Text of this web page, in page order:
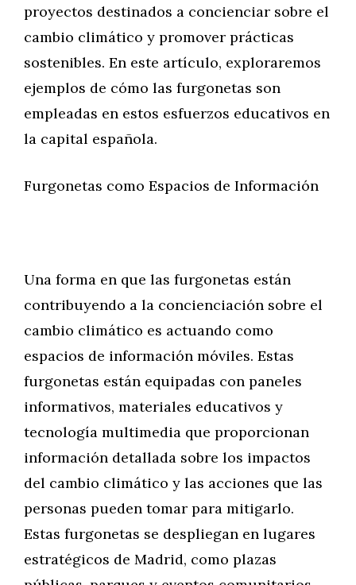
proyectos destinados a concienciar sobre el
cambio climático y promover prácticas
sostenibles. En este artículo, exploraremos
ejemplos de cómo las furgonetas son
empleadas en estos esfuerzos educativos en
la capital española.
Furgonetas como Espacios de Información
Una forma en que las furgonetas están
contribuyendo a la concienciación sobre el
cambio climático es actuando como
espacios de información móviles. Estas
furgonetas están equipadas con paneles
informativos, materiales educativos y
tecnología multimedia que proporcionan
información detallada sobre los impactos
del cambio climático y las acciones que las
personas pueden tomar para mitigarlo.
Estas furgonetas se despliegan en lugares
estratégicos de Madrid, como plazas